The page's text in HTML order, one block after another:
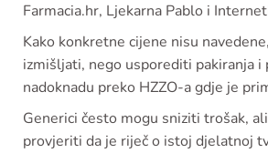
Farmacia.hr, Ljekarna Pablo i
Kako konkretne cijene nisu
izmišljati, nego usporediti pakiranja i
nadoknadu preko HZZO-a gdje je
Generici često mogu sniziti trošak,
provjeriti da je riječ o istoj djelatnoj